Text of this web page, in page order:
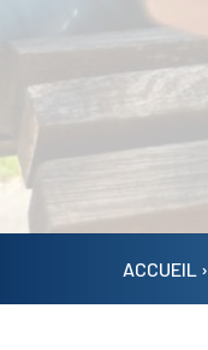
ACCUEIL ›